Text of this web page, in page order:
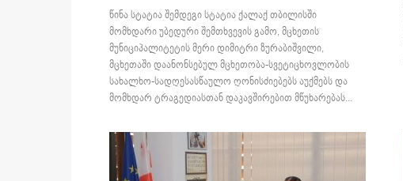
წინა სტატია შემდეგი სტატია ქალაქ თბილისში
მომხდარი უბედური შემთხვევის გამო, მცხეთის
მუნიციპალიტეტის მერი დიმიტრი ზურაბიშვილი,
მცხეთაში დაანონსებულ მცხეთობა-სვეტიცხოვლობის
სახალხო-სადღესასწაულო ღონისძიებებს აუქმებს და
მომხდარ ტრაგედიასთან დაკავშირებით მწუხარებას...